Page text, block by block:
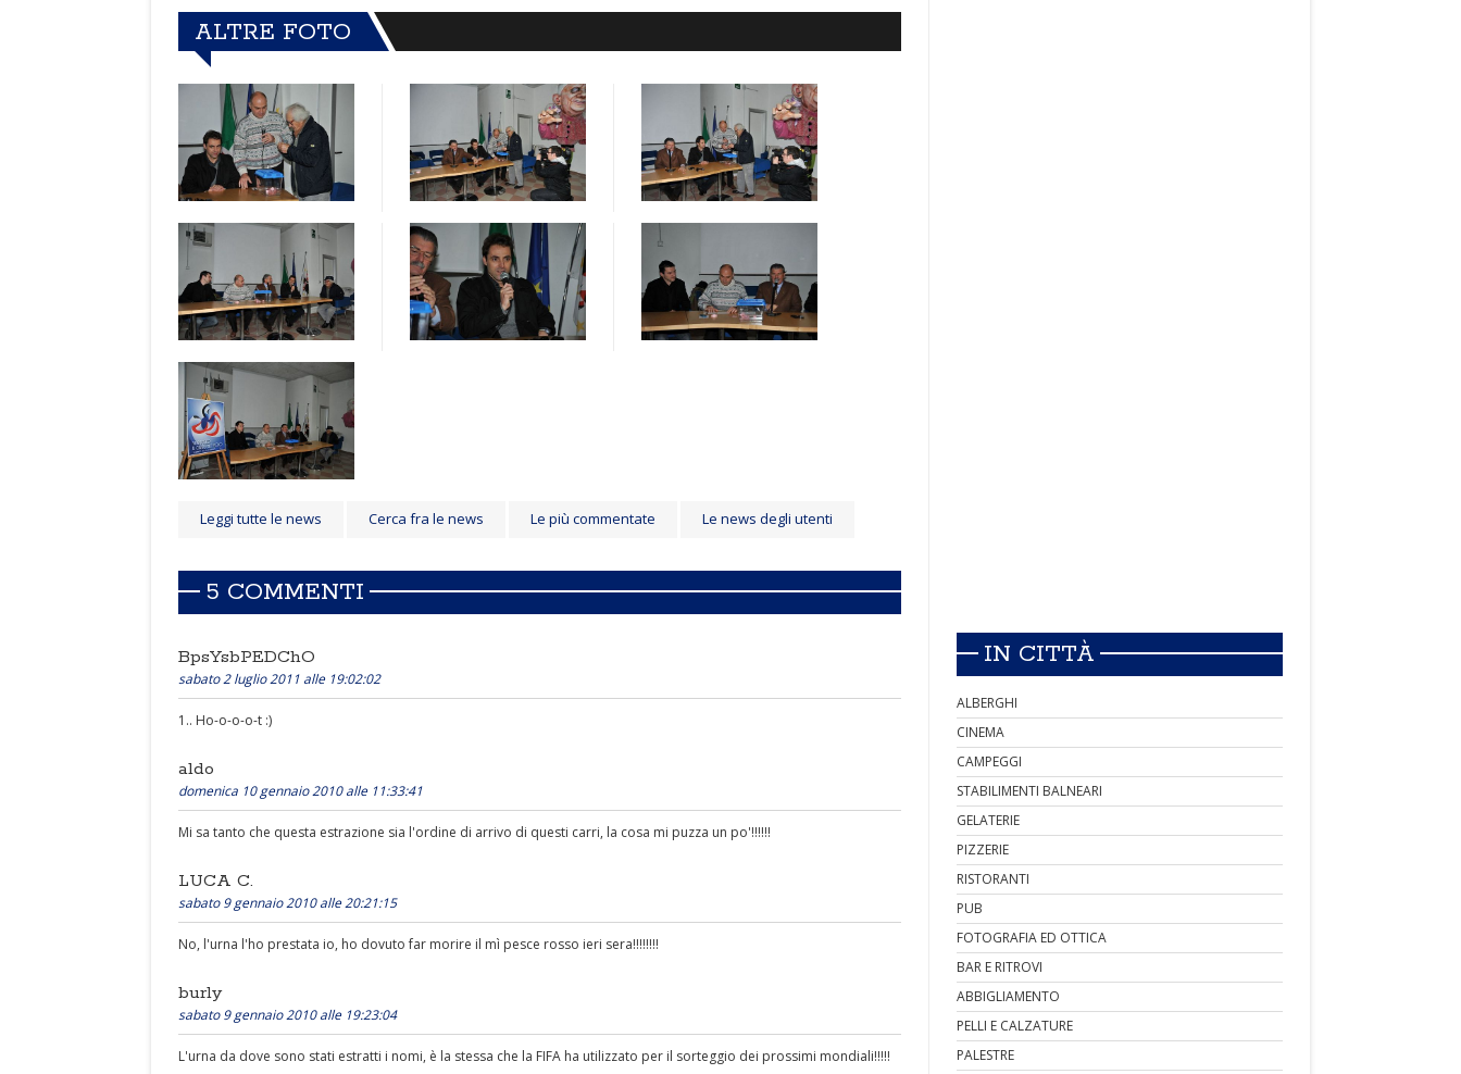
ALTRE FOTO
Leggi tutte le news Cerca fra le news Le più commentate Le news degli utenti
5 COMMENTI
BpsYsbPEDChO
sabato 2 luglio 2011 alle 19:02:02
1.. Ho-o-o-o-t :)
aldo
domenica 10 gennaio 2010 alle 11:33:41
Mi sa tanto che questa estrazione sia l'ordine di arrivo di questi carri, la cosa mi puzza un po'!!!!!!
LUCA C.
sabato 9 gennaio 2010 alle 20:21:15
No, l'urna l'ho prestata io, ho dovuto far morire il mì pesce rosso ieri sera!!!!!!!!
burly
sabato 9 gennaio 2010 alle 19:23:04
L'urna da dove sono stati estratti i nomi, è la stessa che la FIFA ha utilizzato per il sorteggio dei prossimi mondiali!!!!!
IN CITTÀ
ALBERGHI
CINEMA
CAMPEGGI
STABILIMENTI BALNEARI
GELATERIE
PIZZERIE
RISTORANTI
PUB
FOTOGRAFIA ED OTTICA
BAR E RITROVI
ABBIGLIAMENTO
PELLI E CALZATURE
PALESTRE